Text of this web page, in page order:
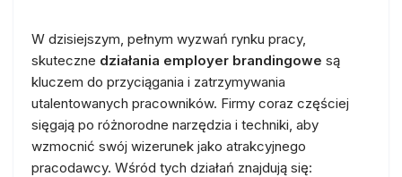
W dzisiejszym, pełnym wyzwań rynku pracy,
skuteczne działania employer brandingowe są
kluczem do przyciągania i zatrzymywania
utalentowanych pracowników. Firmy coraz częściej
sięgają po różnorodne narzędzia i techniki, aby
wzmocnić swój wizerunek jako atrakcyjnego
pracodawcy. Wśród tych działań znajdują się: